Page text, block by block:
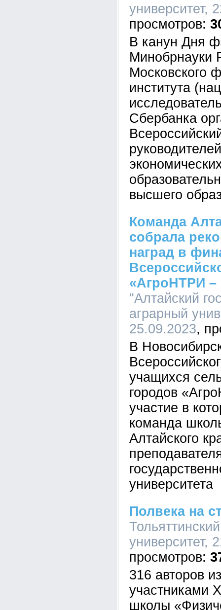
университет,
В канун Дня
Минобрнауки
Московского
института
Сбербанка
высшего
Команда
собрала
наград в
«АгроНТРИ –
"Алтайский
аграрный
25.09.2023
В
учащихся
городов
участие в
команда
Алтайского
университета
Полвека на
университет,
316 авторов
участниками
школы